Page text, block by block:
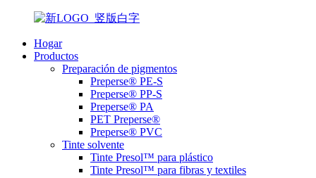
Hogar
Productos
Preparación de pigmentos
Preperse® PE-S
Preperse® PP-S
Preperse® PA
PET Preperse®
Preperse® PVC
Tinte solvente
Tinte Presol™ para plástico
Tinte Presol™ para fibras y textiles